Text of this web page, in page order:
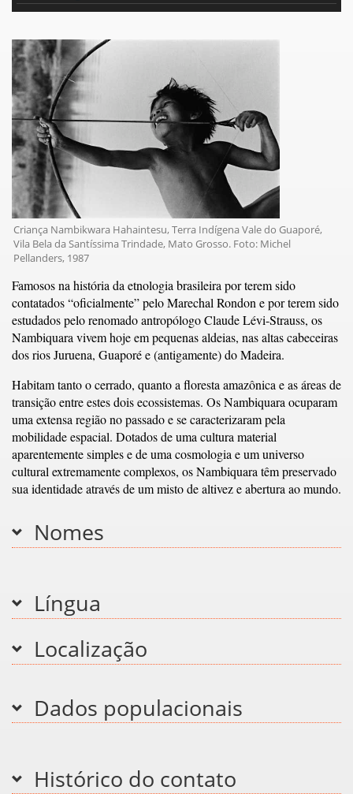
Criança Nambikwara Hahaintesu, Terra Indígena Vale do Guaporé,
Vila Bela da Santíssima Trindade, Mato Grosso. Foto: Michel
Pellanders, 1987
Famosos na história da etnologia brasileira por terem sido
contatados “oficialmente” pelo Marechal Rondon e por terem sido
estudados pelo renomado antropólogo Claude Lévi-Strauss, os
Nambiquara vivem hoje em pequenas aldeias, nas altas cabeceiras
dos rios Juruena, Guaporé e (antigamente) do Madeira.
Habitam tanto o cerrado, quanto a floresta amazônica e as áreas de
transição entre estes dois ecossistemas. Os Nambiquara ocuparam
uma extensa região no passado e se caracterizaram pela
mobilidade espacial. Dotados de uma cultura material
aparentemente simples e de uma cosmologia e um universo
cultural extremamente complexos, os Nambiquara têm preservado
sua identidade através de um misto de altivez e abertura ao mundo.
Nomes
Língua
Localização
Dados populacionais
Histórico do contato